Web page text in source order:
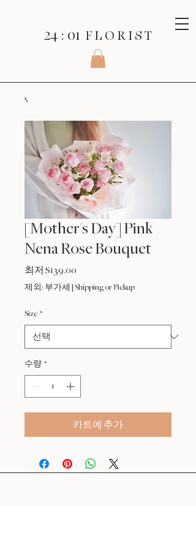
24 : 01 F L O R I S T
[Mother's Day] Pink
Nena Rose Bouquet
최저 $139.00
인
제외: 부가세 Shipping or Pickup
Size *
수량 *
카트에 추가